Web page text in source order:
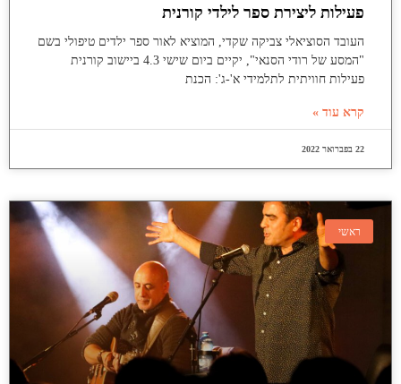
פעילות ליצירת ספר לילדי קורנית
העובד הסוציאלי צביקה שקדי, המוציא לאור ספר ילדים טיפולי בשם
"המסע של רודי הסנאי", יקיים ביום שישי 4.3 ביישוב קורנית
פעילות חוויתית לתלמידי א'-ג': הכנת
קרא עוד »
22 בפברואר 2022
ראשי